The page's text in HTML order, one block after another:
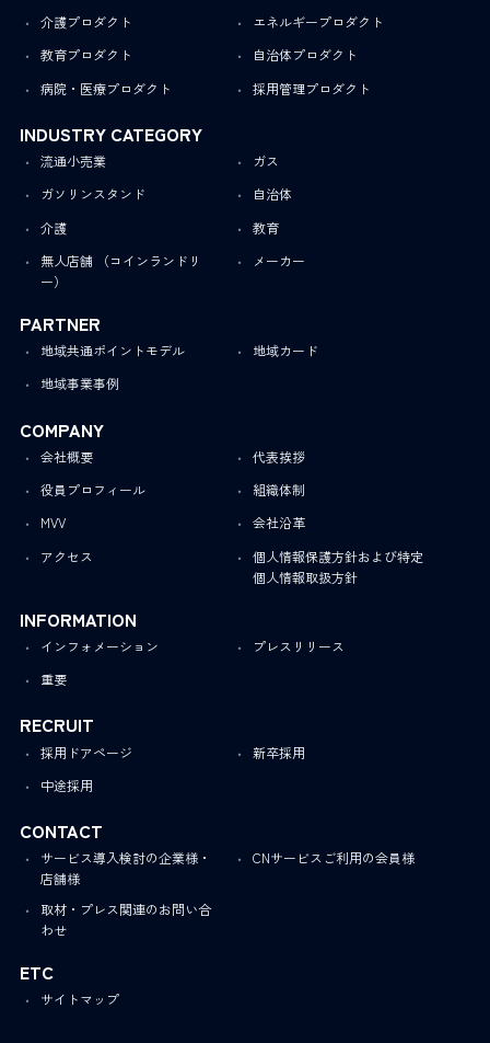
介護プロダクト
エネルギープロダクト
教育プロダクト
自治体プロダクト
病院・医療プロダクト
採用管理プロダクト
INDUSTRY CATEGORY
流通小売業
ガス
ガソリンスタンド
自治体
介護
教育
無人店舗 （コインランドリ
ー）
メーカー
PARTNER
地域共通ポイントモデル
地域カード
地域事業事例
COMPANY
会社概要
代表挨拶
役員プロフィール
組織体制
MVV
会社沿革
アクセス
個人情報保護方針および特定
個人情報取扱方針
INFORMATION
インフォメーション
プレスリリース
重要
RECRUIT
採用ドアページ
新卒採用
中途採用
CONTACT
サービス導入検討の企業様・
店舗様
CNサービスご利用の会員様
取材・プレス関連のお問い合
わせ
ETC
サイトマップ